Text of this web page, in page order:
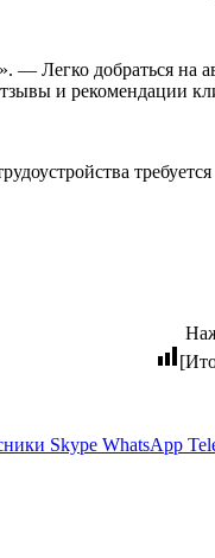
— Легко добраться
и рекомендации
Skype WhatsApp